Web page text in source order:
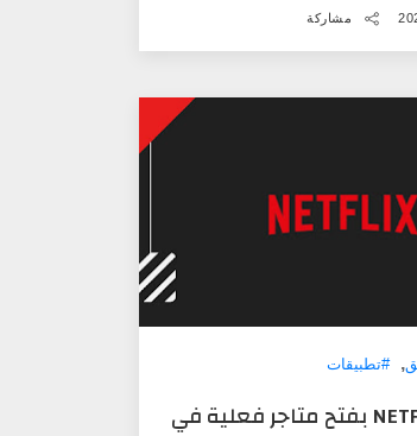
مشاركة
, #تطبيقات
ستقوم NETFLIX بفتح متاجر فعلية في